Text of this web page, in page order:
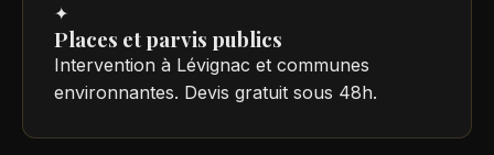
✦
Places et parvis publics
Intervention à Lévignac et communes
environnantes. Devis gratuit sous 48h.